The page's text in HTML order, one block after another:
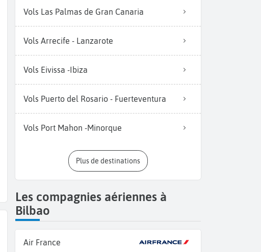
Vols Las Palmas de Gran Canaria
Vols Arrecife - Lanzarote
Vols Eivissa -Ibiza
Vols Puerto del Rosario - Fuerteventura
Vols Port Mahon -Minorque
Plus de destinations
Les compagnies aériennes à
Bilbao
Air France